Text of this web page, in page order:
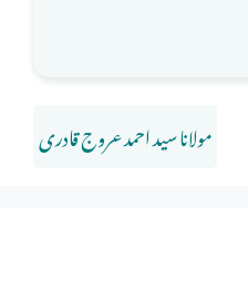
مولانا سید احمد عروج قادری